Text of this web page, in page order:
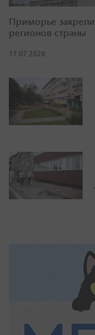
Приморье
регионов страны
17.07.2026